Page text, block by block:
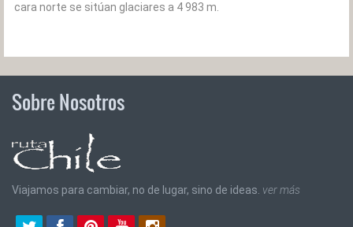
cara norte se sitúan glaciares a 4 983 m.
Sobre Nosotros
Viajamos para cambiar, no de lugar, sino de ideas. ver más